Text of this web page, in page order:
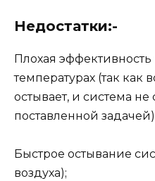
Недостатки:-
Плохая
температурах (так как
остывает, и система не
поставленной
Быстрое остывание
воздуха);